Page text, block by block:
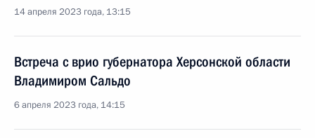
14 апреля 2023 года, 13:15
Встреча с врио губернатора Херсонской области
Владимиром Сальдо
6 апреля 2023 года, 14:15